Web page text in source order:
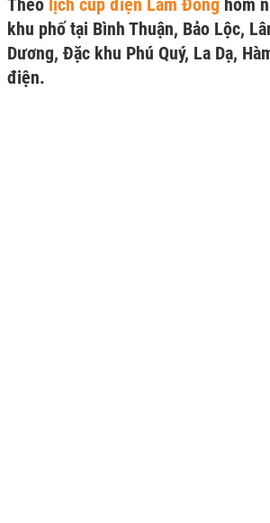
Theo lịch cúp điện Lâm Đồng hôm
khu phố tại Bình Thuận, Bảo Lộc,
Dương, Đặc khu Phú Quý, La Dạ,
điện.